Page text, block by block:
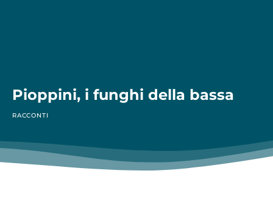
Pioppini, i funghi della bassa
RACCONTI